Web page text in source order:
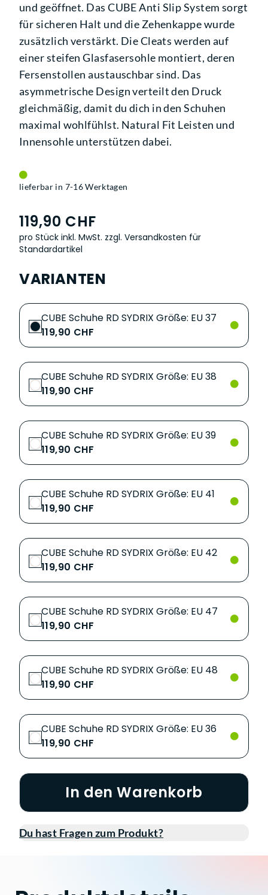
und geöffnet. Das CUBE Anti Slip System sorgt
für sicheren Halt und die Zehenkappe wurde
zusätzlich verstärkt. Die Cleats werden auf
einer steifen Glasfasersohle montiert, deren
Fersenstollen austauschbar sind. Das
asymmetrische Design verteilt den Druck
gleichmäßig, damit du dich in den Schuhen
maximal wohlfühlst. Natural Fit Leisten und
Innensohle unterstützen dabei.
lieferbar in 7-16 Werktagen
119,90 CHF
pro Stück inkl. MwSt. zzgl. Versandkosten für
Standardartikel
VARIANTEN
CUBE Schuhe RD SYDRIX Größe: EU 37
119,90 CHF
CUBE Schuhe RD SYDRIX Größe: EU 38
119,90 CHF
CUBE Schuhe RD SYDRIX Größe: EU 39
119,90 CHF
CUBE Schuhe RD SYDRIX Größe: EU 41
119,90 CHF
CUBE Schuhe RD SYDRIX Größe: EU 42
119,90 CHF
CUBE Schuhe RD SYDRIX Größe: EU 47
119,90 CHF
CUBE Schuhe RD SYDRIX Größe: EU 48
119,90 CHF
CUBE Schuhe RD SYDRIX Größe: EU 36
119,90 CHF
In den Warenkorb
Du hast Fragen zum Produkt?